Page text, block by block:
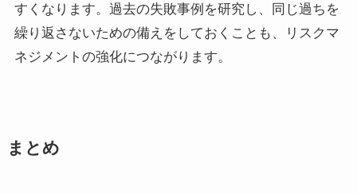
すくなります。過去の失敗事例を研究し、同じ過ちを
繰り返さないための備えをしておくことも、リスクマ
ネジメントの強化につながります。
まとめ